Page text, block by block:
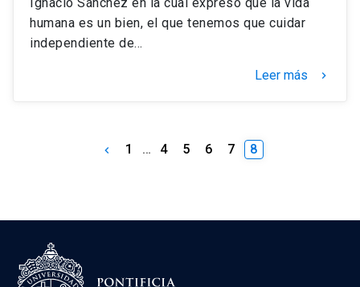
Alumni launch
Correo UC
Mi Portal UC launch
humana es un bien, el que tenemos que cuidar
independiente de…
Leer más keyboard_arrow_right
keyboard_arrow_left 1 … 4 5 6 7 8